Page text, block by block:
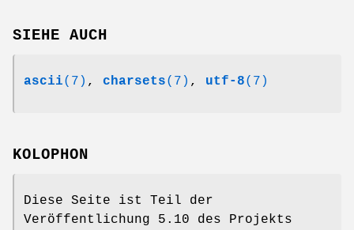
SIEHE AUCH
ascii(7) , charsets(7) , utf-8(7)
KOLOPHON
Diese Seite ist Teil der
Veröffentlichung 5.10 des Projekts